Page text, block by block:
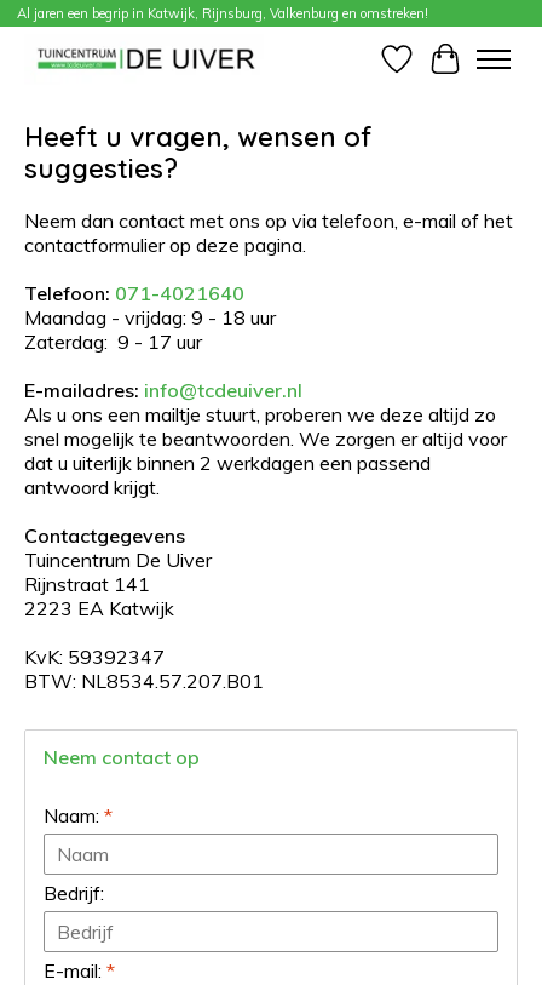
Al jaren een begrip in Katwijk, Rijnsburg, Valkenburg en omstreken!
Verlanglijst
Contact
Heeft u vragen, wensen of
suggesties?
Neem dan contact met ons op via telefoon, e-mail of het
contactformulier op deze pagina.
Telefoon: 071-4021640
Maandag - vrijdag: 9 - 18 uur
Zaterdag: 9 - 17 uur
E-mailadres: info@tcdeuiver.nl
Als u ons een mailtje stuurt, proberen we deze altijd zo
snel mogelijk te beantwoorden. We zorgen er altijd voor
dat u uiterlijk binnen 2 werkdagen een passend
antwoord krijgt.
Contactgegevens
Tuincentrum De Uiver
Rijnstraat 141
2223 EA Katwijk
KvK: 59392347
BTW: NL8534.57.207.B01
Neem contact op
Naam: *
Bedrijf:
E-mail: *